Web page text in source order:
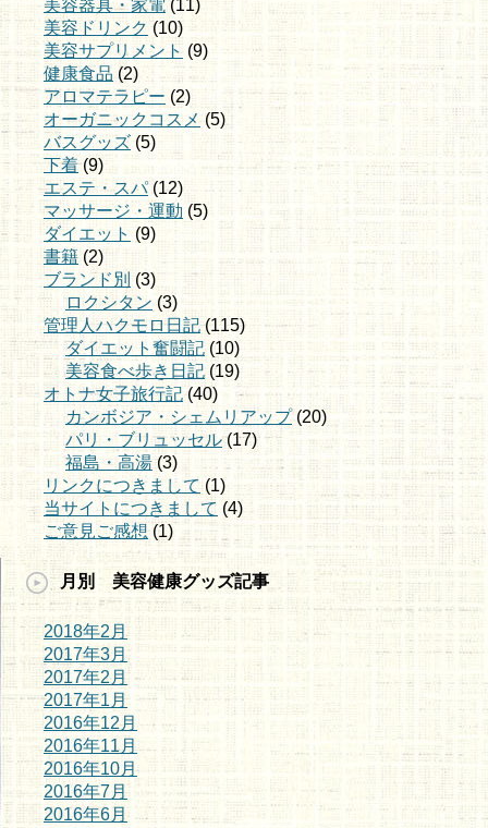
美容器具・家電 (11)
美容ドリンク (10)
美容サプリメント (9)
健康食品 (2)
アロマテラピー (2)
オーガニックコスメ(5)
バスグッズ (5)
下着(9)
エステ・スパ(12)
マッサージ・運動 (5)
ダイエット (9)
書籍 (2)
ブランド別 (3)
ロクシタン (3)
管理人ハクモロ日記(115)
ダイエット奮闘記 (10)
美容食べ歩き日記(19)
オトナ女子旅行記 (40)
カンボジア・シェムリアップ(20)
パリ・ブリュッセル(17)
福島・高湯 (3)
リンクにつきまして (1)
当サイトにつきまして (4)
ご意見ご感想 (1)
月別 美容健康グッズ記事
2018年2月
2017年3月
2017年2月
2017年1月
2016年12月
2016年11月
2016年10月
2016年7月
2016年6月